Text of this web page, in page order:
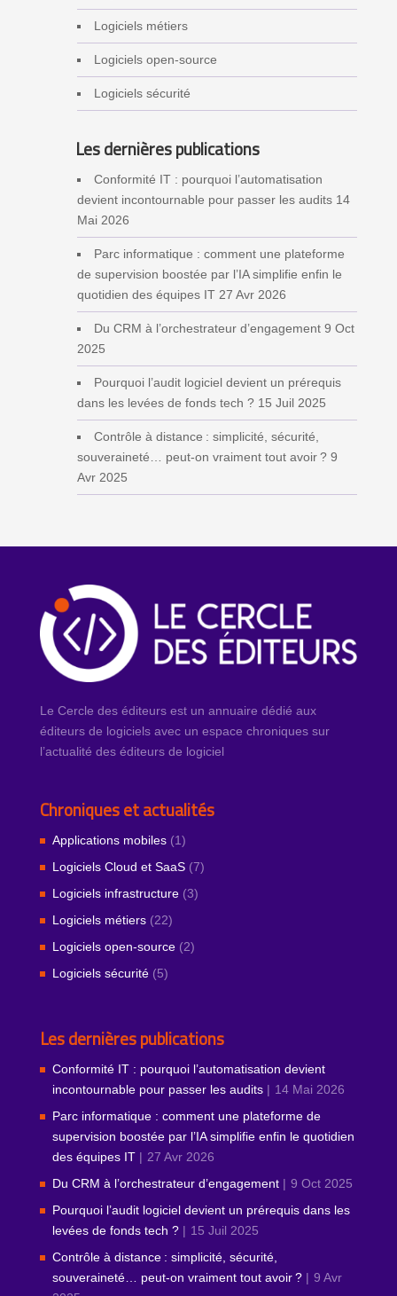
Logiciels métiers
Logiciels open-source
Logiciels sécurité
Les dernières publications
Conformité IT : pourquoi l’automatisation
devient incontournable pour passer les audits 14
Mai 2026
Parc informatique : comment une plateforme
de supervision boostée par l’IA simplifie enfin le
quotidien des équipes IT 27 Avr 2026
Du CRM à l’orchestrateur d’engagement 9 Oct
2025
Pourquoi l’audit logiciel devient un prérequis
dans les levées de fonds tech ? 15 Juil 2025
Contrôle à distance : simplicité, sécurité,
souveraineté… peut‑on vraiment tout avoir ? 9
Avr 2025
Le Cercle des éditeurs est un annuaire dédié aux
éditeurs de logiciels avec un espace chroniques sur
l’actualité des éditeurs de logiciel
Chroniques et actualités
Applications mobiles(1)
Logiciels Cloud et SaaS(7)
Logiciels infrastructure(3)
Logiciels métiers(22)
Logiciels open-source(2)
Logiciels sécurité(5)
Les dernières publications
Conformité IT : pourquoi l’automatisation devient
incontournable pour passer les audits
14 Mai 2026
Parc informatique : comment une plateforme de
supervision boostée par l’IA simplifie enfin le quotidien
des équipes IT
27 Avr 2026
Du CRM à l’orchestrateur d’engagement
9 Oct 2025
Pourquoi l’audit logiciel devient un prérequis dans les
levées de fonds tech ?
15 Juil 2025
Contrôle à distance : simplicité, sécurité,
souveraineté… peut‑on vraiment tout avoir ?
9 Avr